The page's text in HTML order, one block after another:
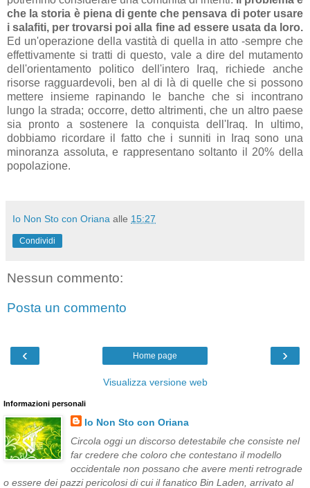
che la storia è piena di gente che pensava di poter usare
i salafiti, per trovarsi poi alla fine ad essere usata da loro.
Ed un'operazione della vastità di quella in atto -sempre che
effettivamente si tratti di questo, vale a dire del mutamento
dell'orientamento politico dell'intero Iraq, richiede anche
risorse ragguardevoli, ben al di là di quelle che si possono
mettere insieme rapinando le banche che si incontrano
lungo la strada; occorre, detto altrimenti, che un altro paese
sia pronto a sostenere la conquista dell'Iraq. In ultimo,
dobbiamo ricordare il fatto che i sunniti in Iraq sono una
minoranza assoluta, e rappresentano soltanto il 20% della
popolazione.
Io Non Sto con Oriana alle 15:27
Condividi
Nessun commento:
Posta un commento
‹ ›
Home page
Visualizza versione web
Informazioni personali
Io Non Sto con Oriana
Circola oggi un discorso detestabile che consiste nel
far credere che coloro che contestano il modello
occidentale non possano che avere menti retrograde
o essere dei pazzi pericolosi di cui il fanatico Bin Laden, arrivato al